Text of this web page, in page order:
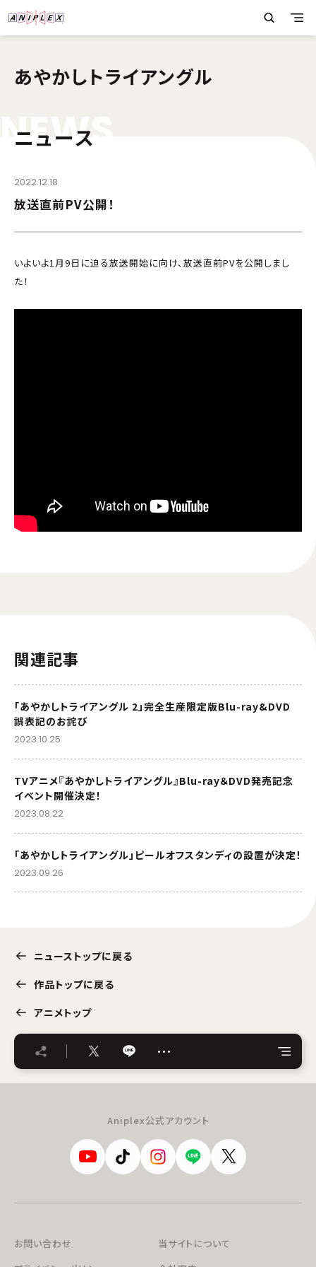
あやかしトライアングル
NEWS
ニュース
2022.12.18
放送直前PV公開！
いよいよ1月9日に迫る放送開始に向け、放送直前PVを公開しまし
た！
関連記事
「あやかしトライアングル 2」完全生産限定版Blu-ray&DVD
誤表記のお詫び
2023.10.25
TVアニメ『あやかしトライアングル』Blu-ray＆DVD発売記念
イベント開催決定！
2023.08.22
「あやかしトライアングル」ピールオフスタンディの設置が決定！
2023.09.26
ニューストップに戻る
作品トップに戻る
アニメトップ
…
Aniplex公式アカウント
お問い合わせ
当サイトについて